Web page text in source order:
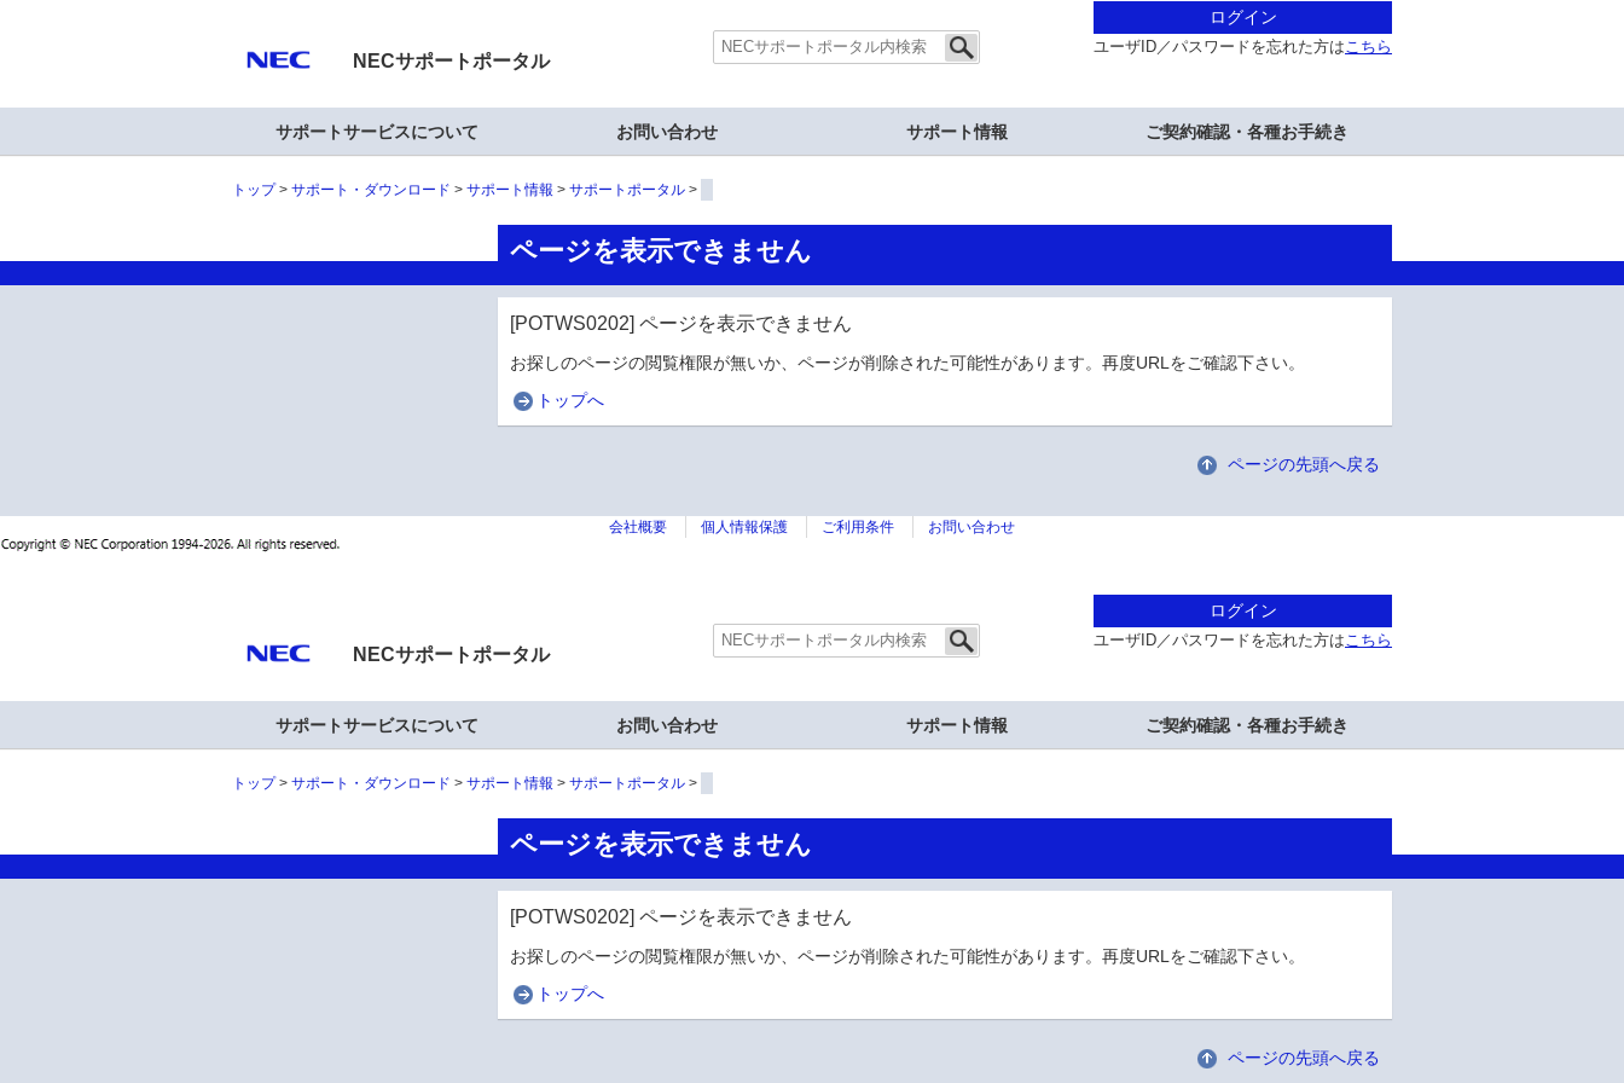
NECサポートポータル
ログイン
ユーザID／パスワードを忘れた方はこちら
サポートサービスについて お問い合わせ サポート情報 ご契約確認・各種お手続き
トップ サポート・ダウンロード サポート情報 サポートポータル
ページを表示できません
[POTWS0202] ページを表示できません
お探しのページの閲覧権限が無いか、ページが削除された可能性があります。再度URLをご確認下さい。
トップへ
ページの先頭へ戻る
会社概要 個人情報保護 ご利用条件 お問い合わせ
NECサポートポータル
ログイン
ユーザID／パスワードを忘れた方はこちら
サポートサービスについて お問い合わせ サポート情報 ご契約確認・各種お手続き
トップ サポート・ダウンロード サポート情報 サポートポータル
ページを表示できません
[POTWS0202] ページを表示できません
お探しのページの閲覧権限が無いか、ページが削除された可能性があります。再度URLをご確認下さい。
トップへ
ページの先頭へ戻る